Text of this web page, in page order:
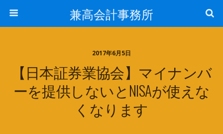
兼高会計事務所
2017年6月5日
【日本証券業協会】マイナンバ
ーを提供しないとNISAが使えな
くなります